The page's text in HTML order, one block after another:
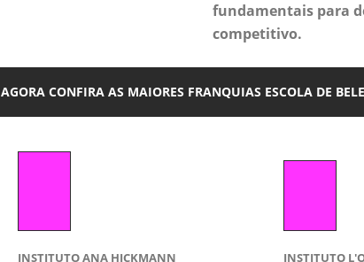
fundamentais para
competitivo.
AGORA CONFIRA AS MAIORES FRANQUIAS ESCOLA DE
INSTITUTO ANA HICKMANN
INSTITUTO